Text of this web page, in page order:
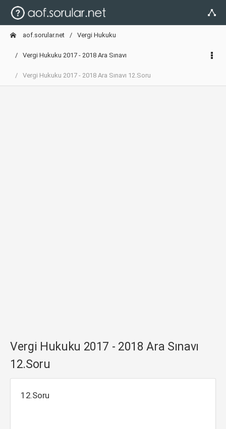
aof.sorular.net Vergi Hukuku
Vergi Hukuku 2017 - 2018 Ara Sınavı
Vergi Hukuku 2017 - 2018 Ara Sınavı 12.Soru
Vergi Hukuku 2017 - 2018 Ara Sınavı
12.Soru
12.Soru